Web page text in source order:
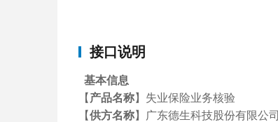
接口说明
基本信息
【 产品名称】失业保险业务核验
【供方名称】
广东德生科技股份有限公司